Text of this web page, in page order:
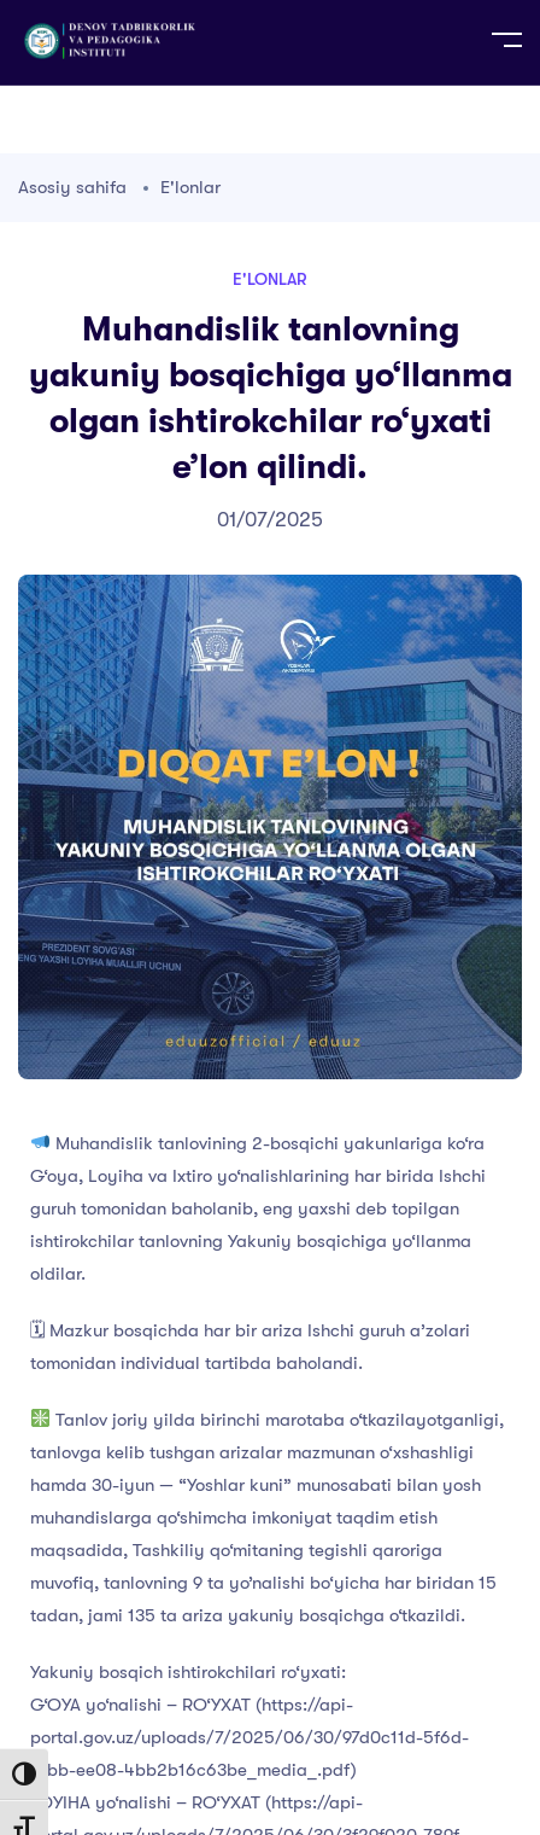
Toggle High Contrast
TG TR
Asosiy sahifa E'lonlar
E'LONLAR
Muhandislik tanlovning
yakuniy bosqichiga yo‘llanma
olgan ishtirokchilar ro‘yxati
e’lon qilindi.
01/07/2025
Muhandislik tanlovining 2-bosqichi yakunlariga ko‘ra
G‘oya, Loyiha va Ixtiro yo‘nalishlarining har birida Ishchi
guruh tomonidan baholanib, eng yaxshi deb topilgan
ishtirokchilar tanlovning Yakuniy bosqichiga yo‘llanma
oldilar.
🗓 Mazkur bosqichda har bir ariza Ishchi guruh a’zolari
tomonidan individual tartibda baholandi.
Tanlov joriy yilda birinchi marotaba o‘tkazilayotganligi,
tanlovga kelib tushgan arizalar mazmunan o‘xshashligi
hamda 30-iyun — “Yoshlar kuni” munosabati bilan yosh
muhandislarga qo‘shimcha imkoniyat taqdim etish
maqsadida, Tashkiliy qo‘mitaning tegishli qaroriga
muvofiq, tanlovning 9 ta yo’nalishi bo‘yicha har biridan 15
tadan, jami 135 ta ariza yakuniy bosqichga o‘tkazildi.
Yakuniy bosqich ishtirokchilari ro‘yxati:
G‘OYA yo‘nalishi – RO‘YXAT (https://api-
portal.gov.uz/uploads/7/2025/06/30/97d0c11d-5f6d-
6fbb-ee08-4bb2b16c63be_media_.pdf)
LOYIHA yo‘nalishi – RO‘YXAT (https://api-